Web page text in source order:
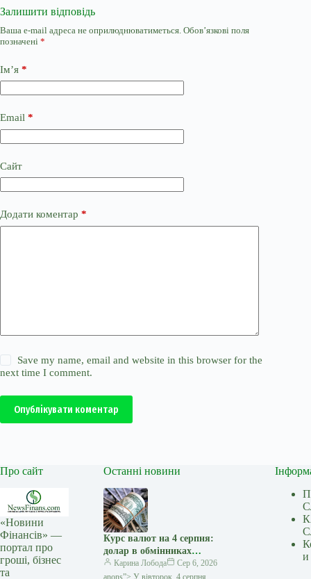
Залишити відповідь
Ваша e-mail адреса не оприлюднюватиметься. Обов’язкові поля
позначені *
Ім’я *
Email *
Сайт
Додати коментар *
Save my name, email and website in this browser for the
next time I comment.
Опублікувати коментар
Про сайт
«Новини
Фінансів» —
портал про
гроші, бізнес
та
Останні новини
Курс валют на 4 серпня:
долар в обмінниках
подешевшав на 10 копійок —
Мінфін
Карина Лобода
Сер 6, 2026
anons”> У вівторок, 4 серпня,
и